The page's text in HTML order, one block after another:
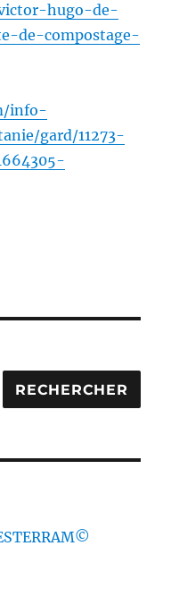
hugo-de-
de-compostage-
info-
gard/11273-
RECHERCHER